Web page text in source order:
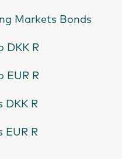
Markets Bonds
DKK R
EUR R
DKK R
EUR R